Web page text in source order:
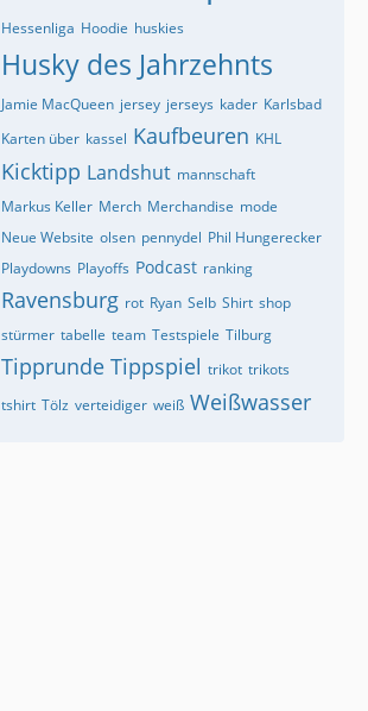
Hessenliga Hoodie huskies
Husky des Jahrzehnts
Jamie MacQueen jersey jerseys kader Karlsbad
Karten über kassel Kaufbeuren KHL
Kicktipp Landshut mannschaft
Markus Keller Merch Merchandise mode
Neue Website olsen pennydel Phil Hungerecker
Playdowns Playoffs Podcast ranking
Ravensburg rot Ryan Selb Shirt shop
stürmer tabelle team Testspiele Tilburg
Tipprunde Tippspiel trikot trikots
tshirt Tölz verteidiger weiß Weißwasser